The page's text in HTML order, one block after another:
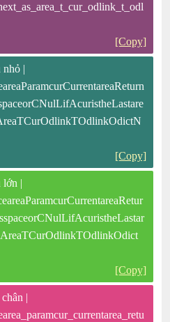
[Copy]
|
[Copy]
lớn |
[Copy]
|